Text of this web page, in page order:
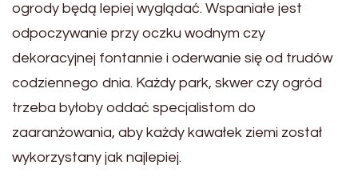
ogrody będą lepiej wyglądać. Wspaniałe jest
odpoczywanie przy oczku wodnym czy
dekoracyjnej fontannie i oderwanie się od trudów
codziennego dnia. Każdy park, skwer czy ogród
trzeba byłoby oddać specjalistom do
zaaranżowania, aby każdy kawałek ziemi został
wykorzystany jak najlepiej.